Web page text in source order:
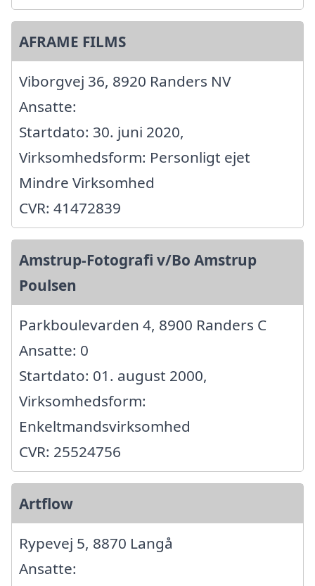
AFRAME FILMS
Viborgvej 36, 8920 Randers NV
Ansatte:
Startdato: 30. juni 2020,
Virksomhedsform: Personligt ejet
Mindre Virksomhed
CVR: 41472839
Amstrup-Fotografi v/Bo Amstrup
Poulsen
Parkboulevarden 4, 8900 Randers C
Ansatte: 0
Startdato: 01. august 2000,
Virksomhedsform:
Enkeltmandsvirksomhed
CVR: 25524756
Artflow
Rypevej 5, 8870 Langå
Ansatte: